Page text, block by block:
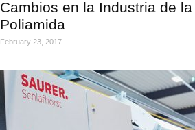
Cambios en la Industria de la
Poliamida
February 23, 2017